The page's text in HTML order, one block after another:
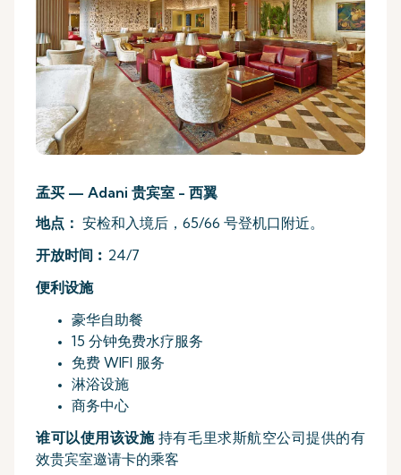
孟买 — Adani 贵宾室 - 西翼
地点： 安检和入境后，65/66 号登机口附近。
开放时间︰ 24/7
便利设施
豪华自助餐
15 分钟免费水疗服务
免费 WIFI 服务
淋浴设施
商务中心
谁可以使用该设施持有毛里求斯航空公司提供的有
效贵宾室邀请卡的乘客